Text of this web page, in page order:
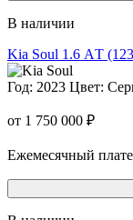
В наличии
Kia Soul 1.6 АT
Год: 2023 Цвет:
от 1 750 000 ₽
Ежемесячный